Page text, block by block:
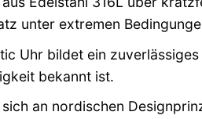
unter extremen
Uhr bildet ein
bekannt ist.
an nordischen